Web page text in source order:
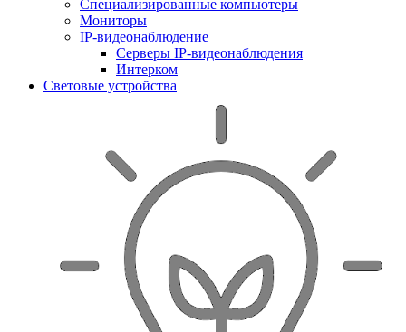
Специализированные компьютеры
Мониторы
IP-видеонаблюдение
Серверы IP-видеонаблюдения
Интерком
Световые устройства